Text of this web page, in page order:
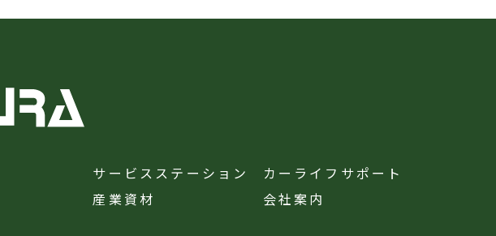
サービスステーション
カーライフサポート
産業資材 会社案内